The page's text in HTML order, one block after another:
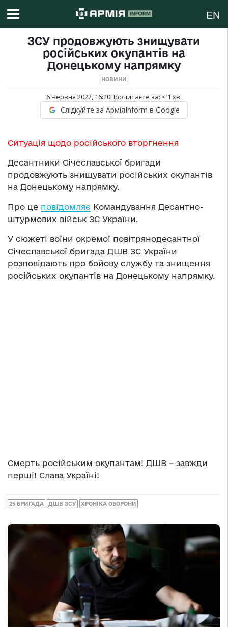
EN
ЗСУ продовжують знищувати
російських окупантів на
Донецькому напрямку
НОВИНИ
6 Червня 2022, 16:20Прочитаєте за: < 1 хв.
Слідкуйте за АрміяInform в Google
Ситуація щодо російського вторгнення
Десантники Січеславської бригади
продовжують знищувати російських окупантів
на Донецькому напрямку.
Про це повідомляє Командування Десантно-
штурмових військ ЗС України.
У сюжеті воїни окремої повітрянодесантної
Січеславської бригада ДШВ ЗС України
розповідають про бойову службу та знищення
російських окупантів на Донецькому напрямку.
Смерть російським окупантам! ДШВ – завжди
перші! Слава Україні!
25 БРИГАДА ДШВ ЗСУ ХРОНІКА ОБОРОНИ